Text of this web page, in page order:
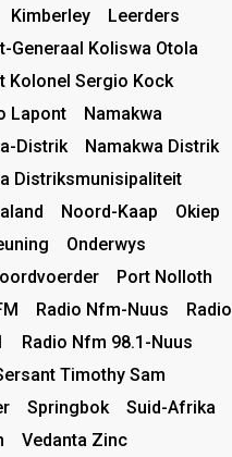
Kimberley
Leerders
Generaal Koliswa Otola
Kolonel Sergio Kock
Lapont
Namakwa
Distrik
Namakwa Distrik
Distriksmunisipaliteit
Noord-Kaap
Okiep
Onderwys
Port Nolloth
Radio Nfm-Nuus
Radio
Radio Nfm 98.1-Nuus
Timothy Sam
Springbok
Suid-Afrika
Vedanta Zinc